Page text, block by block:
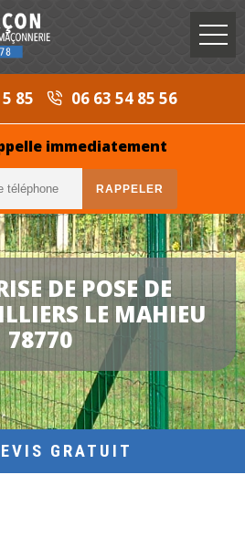
85 06 63 54 85 56
immediatement
DE POSE DE
LE MAHIEU
78770
GRATUIT